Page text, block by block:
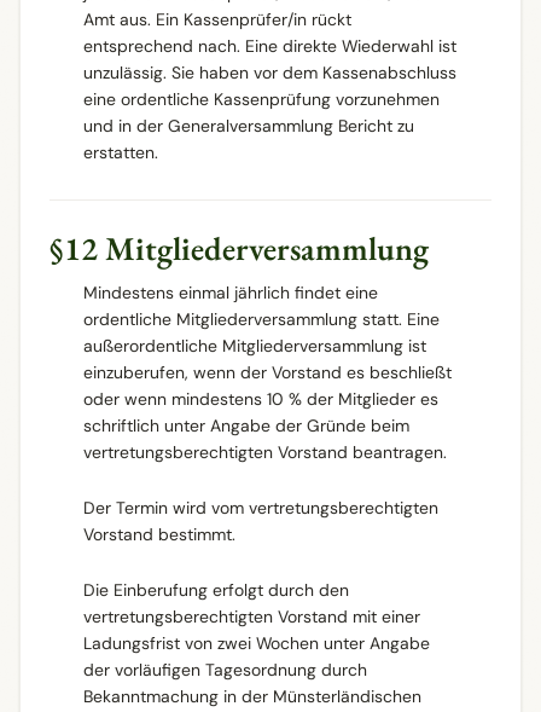
Amt aus. Ein Kassenprüfer/in rückt
entsprechend nach. Eine direkte Wiederwahl ist
unzulässig. Sie haben vor dem Kassenabschluss
eine ordentliche Kassenprüfung vorzunehmen
und in der Generalversammlung Bericht zu
erstatten.
§12 Mitgliederversammlung
Mindestens einmal jährlich findet eine
ordentliche Mitgliederversammlung statt. Eine
außerordentliche Mitgliederversammlung ist
einzuberufen, wenn der Vorstand es beschließt
oder wenn mindestens 10 % der Mitglieder es
schriftlich unter Angabe der Gründe beim
vertretungsberechtigten Vorstand beantragen.
Der Termin wird vom vertretungsberechtigten
Vorstand bestimmt.
Die Einberufung erfolgt durch den
vertretungsberechtigten Vorstand mit einer
Ladungsfrist von zwei Wochen unter Angabe
der vorläufigen Tagesordnung durch
Bekanntmachung in der Münsterländischen